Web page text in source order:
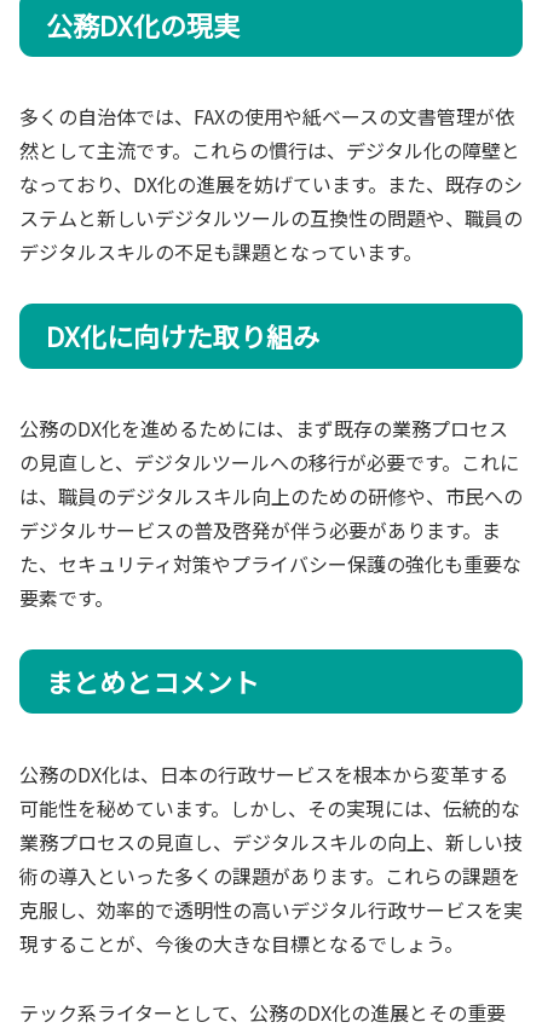
公務DX化の現実
多くの自治体では、FAXの使用や紙ベースの文書管理が依
然として主流です。これらの慣行は、デジタル化の障壁と
なっており、DX化の進展を妨げています。また、既存のシ
ステムと新しいデジタルツールの互換性の問題や、職員の
デジタルスキルの不足も課題となっています。
DX化に向けた取り組み
公務のDX化を進めるためには、まず既存の業務プロセス
の見直しと、デジタルツールへの移行が必要です。これに
は、職員のデジタルスキル向上のための研修や、市民への
デジタルサービスの普及啓発が伴う必要があります。ま
た、セキュリティ対策やプライバシー保護の強化も重要な
要素です。
まとめとコメント
公務のDX化は、日本の行政サービスを根本から変革する
可能性を秘めています。しかし、その実現には、伝統的な
業務プロセスの見直し、デジタルスキルの向上、新しい技
術の導入といった多くの課題があります。これらの課題を
克服し、効率的で透明性の高いデジタル行政サービスを実
現することが、今後の大きな目標となるでしょう。
テック系ライターとして、公務のDX化の進展とその重要